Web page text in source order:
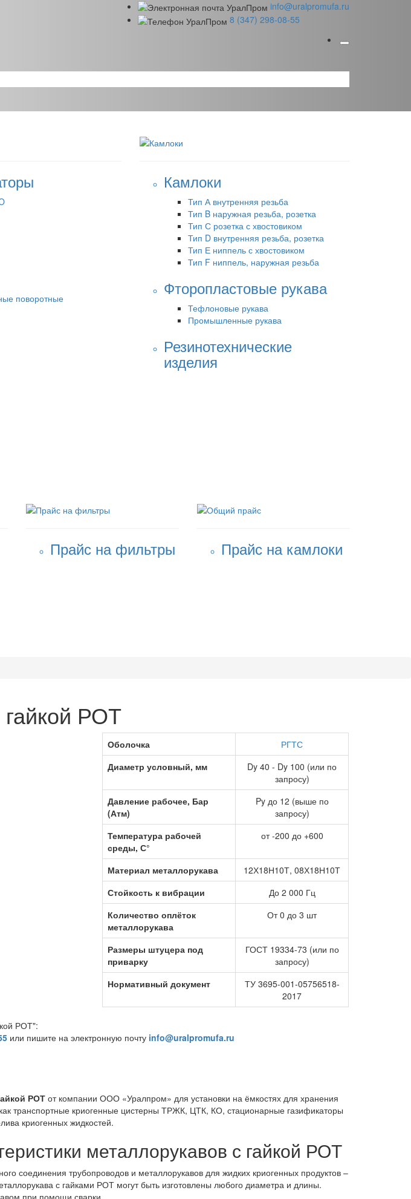
info@uralpromufa.ru
8 (347) 298‑08‑55
поворотные
Камлоки
Тип А внутренняя резьба
Тип B наружная резьба, розетка
Тип С розетка с хвостовиком
Тип D внутренняя резьба, розетка
Тип Е ниппель с хвостовиком
Тип F ниппель, наружная резьба
Фторопластовые рукава
Тефлоновые рукава
Промышленные рукава
Резинотехнические
изделия
Прайс на фильтры Прайс на камлоки
РОТ
Оболочка
РГТС
Диаметр условный, мм
Dy 40 - Dy 100 (или по
запросу)
Давление рабочее, Бар
(Атм)
Py до 12 (выше по
запросу)
Температура рабочей
среды, С°
от -200 до +600
Материал металлорукава
12Х18Н10Т, 08Х18Н10Т
Стойкость к вибрации
До 2 000 Гц
Количество оплёток
металлорукава
От 0 до 3 шт
Размеры штуцера под
приварку
ГОСТ 19334-73 (или по
запросу)
Нормативный документ
ТУ 3695-001-05756518-
2017
РОТ":
или пишите на электронную почту info@uralpromufa.ru
РОТот компании ООО «Уралпром» для установки на ёмкостях для хранения
транспортные криогенные цистерны ТРЖК, ЦТК, КО, стационарные газификаторы
криогенных жидкостей.
металлорукавов с гайкой РОТ
соединения трубопроводов и металлорукавов для жидких криогенных продуктов –
с гайками РОТ могут быть изготовлены любого диаметра и длины.